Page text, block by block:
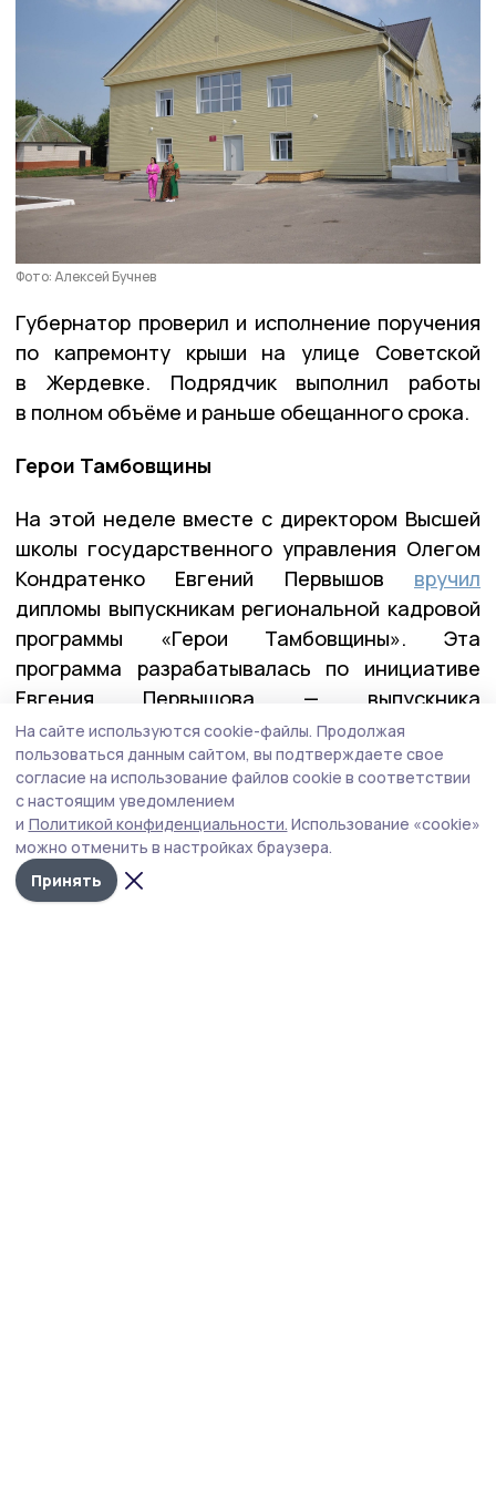
Фото: Алексей Бучнев
Губернатор проверил и исполнение поручения
по капремонту крыши на улице Советской
в Жердевке. Подрядчик выполнил работы
в полном объёме и раньше обещанного срока.
Герои Тамбовщины
На этой неделе вместе с директором Высшей
школы государственного управления Олегом
Кондратенко Евгений Первышов вручил
дипломы выпускникам региональной кадровой
программы «Герои Тамбовщины». Эта
программа разрабатывалась по инициативе
Евгения Первышова — выпускника
федеральной программы «Время героев», и
реализовывалась вместе с его коллегами по
программе — Алексеем Кондратьевым и
Константином Кутейниковым. Заявку в
программу подали почти 400 участников и
ветеранов СВО. После всех вступительных
испытаний участниками первого потока стали
На сайте используются cookie-файлы. Продолжая
пользоваться данным сайтом, вы подтверждаете свое
согласие на использование файлов cookie в соответствии
с настоящим уведомлением
и Политикой конфиденциальности. Использование «cookie»
можно отменить в настройках браузера.
Принять